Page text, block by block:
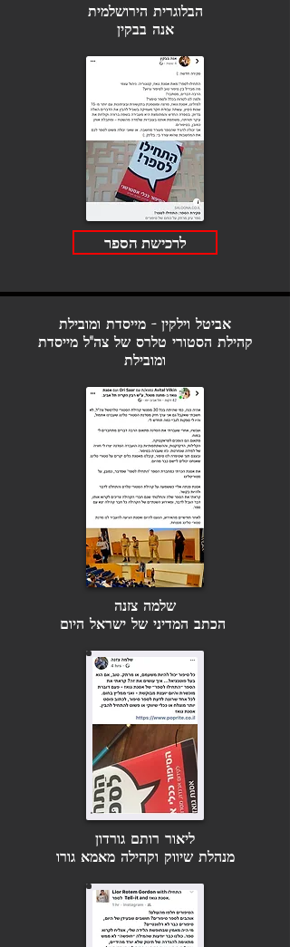
הבלוגרית הירושלמית
אנה בבקין
לרכישת הספר
אביטל וילקין - מייסדת ומובילת
קהילת הסטורי טלרס של צה"למייסדת
ומובילת
שלמה צזנה
הכתב המדיני של ישראל היום
ליאור רותם גורדון
מנהלת שיווק וקהילה מאמא גורו